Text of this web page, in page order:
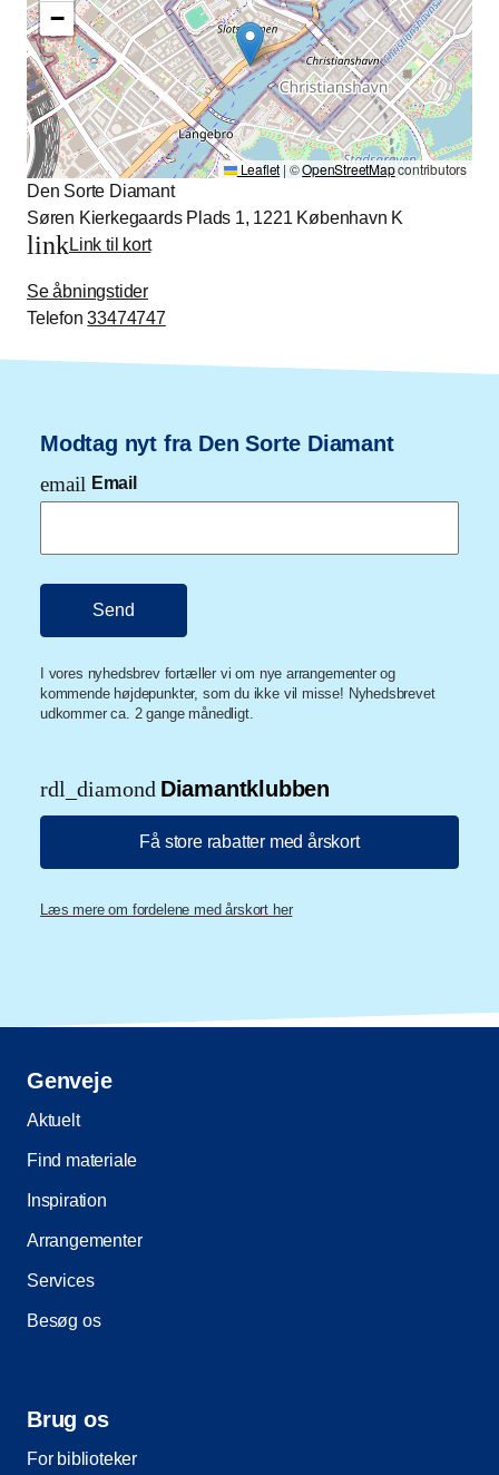
−
Leaflet | ©OpenStreetMapcontributors
Den Sorte Diamant
Søren Kierkegaards Plads 1, 1221 København K
linkLink til kort
Se åbningstider
Telefon33474747
Modtag nyt fra Den Sorte Diamant
email Email
I vores nyhedsbrev fortæller vi om nye arrangementer og
kommende højdepunkter, som du ikke vil misse! Nyhedsbrevet
udkommer ca. 2 gange månedligt.
rdl_diamond Diamantklubben
Få store rabatter med årskort
Læs mere om fordelene med årskort her
Genveje
Aktuelt
Find materiale
Inspiration
Arrangementer
Services
Besøg os
Brug os
For biblioteker